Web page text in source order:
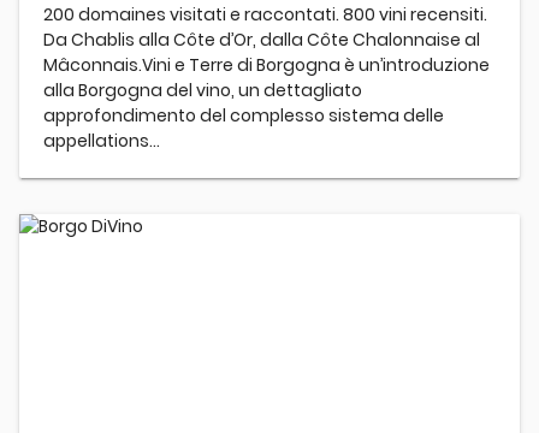
200 domaines visitati e raccontati. 800 vini recensiti.
Da Chablis alla Côte d’Or, dalla Côte Chalonnaise al
Mâconnais. ​ Vini e Terre di Borgogna è un’introduzione
alla Borgogna del vino, un dettagliato
approfondimento del complesso sistema delle
appellations...